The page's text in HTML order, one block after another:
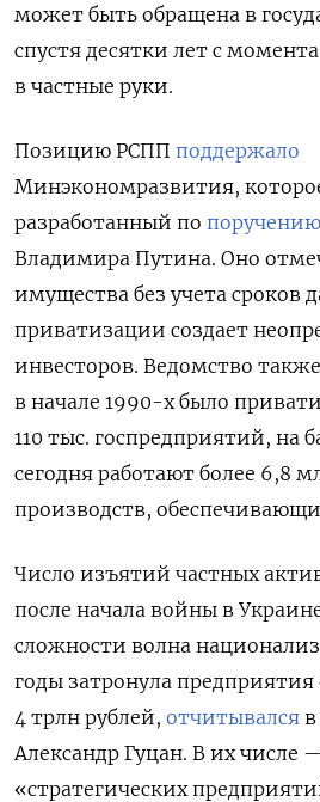
может быть обращена в
спустя десятки лет с
в частные руки.
Позицию РСПП поддержало
Минэкономразвития,
разработанный по поручению
Владимира Путина. Оно
имущества без учета сроков
приватизации создает
инвесторов. Ведомство
в начале 1990-х было
110 тыс. госпредприятий, на
сегодня работают более 6,8
производств,
Число изъятий частных
после начала войны в
сложности волна
годы затронула
4 трлн рублей, отчитывался
Александр Гуцан. В их числе
«стратегических